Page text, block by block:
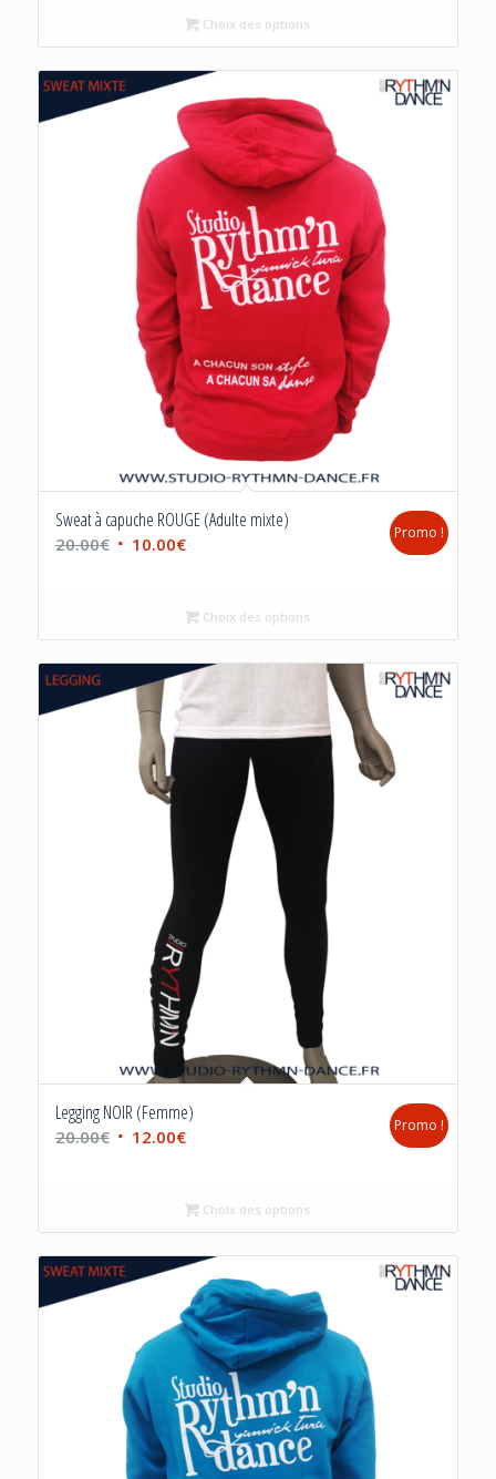
Choix des options
Sweat à capuche ROUGE (Adulte mixte)
20.00€ Le 10.00€Le
est :
Promo !
Choix des options
Legging NOIR (Femme)
20.00€ Le 12.00€Le
est :
Promo !
Choix des options